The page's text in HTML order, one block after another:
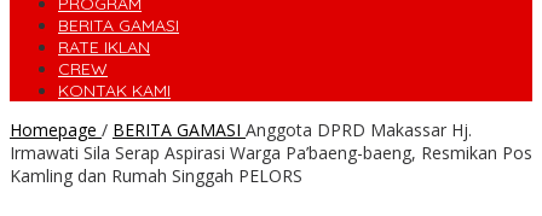
BERITA GAMASI
RATE IKLAN
CREW
KONTAK KAMI
Homepage / BERITA GAMASI Anggota DPRD Makassar Hj.
Irmawati Sila Serap Aspirasi Warga Pa’baeng-baeng, Resmikan Pos
Kamling dan Rumah Singgah PELORS